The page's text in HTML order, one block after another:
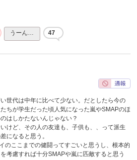
うーん… 47
世代は中年に比べて少ない。だとしたら今の
ちが学生だった頃人気になった嵐やSMAPのほ
はしかたないんじゃない？
けど、その人の友達も、子供も、、って派生
になると思う。
のここまでの健闘ってすごいと思うし、根本的
考慮すれば十分SMAPや嵐に匹敵すると思う